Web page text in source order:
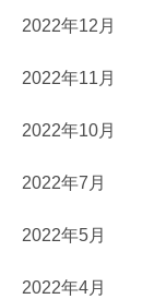
2022年12月
2022年11月
2022年10月
2022年7月
2022年5月
2022年4月